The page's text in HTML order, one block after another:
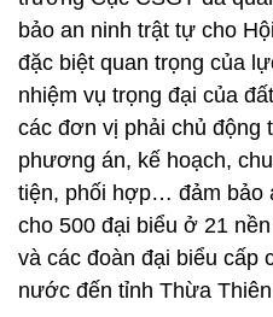
bảo an ninh trật tự cho
đặc biệt quan trọng của
nhiệm vụ trọng đại của
các đơn vị phải chủ động
phương án, kế hoạch,
tiện, phối hợp… đảm bảo
cho 500 đại biểu ở 21
và các đoàn đại biểu cấp
nước đến tỉnh Thừa